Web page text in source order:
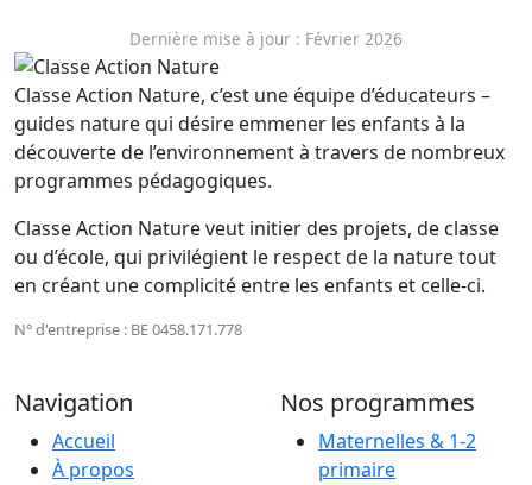
Dernière mise à jour : Février 2026
Classe Action Nature, c’est une équipe d’éducateurs –
guides nature qui désire emmener les enfants à la
découverte de l’environnement à travers de nombreux
programmes pédagogiques.
Classe Action Nature veut initier des projets, de classe
ou d’école, qui privilégient le respect de la nature tout
en créant une complicité entre les enfants et celle-ci.
N° d'entreprise : BE 0458.171.778
Navigation
Accueil
À propos
Nos programmes
Maternelles & 1-2
primaire